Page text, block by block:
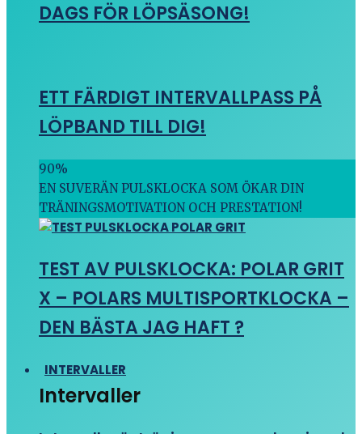
DAGS FÖR LÖPSÄSONG!
ETT FÄRDIGT INTERVALLPASS PÅ
LÖPBAND TILL DIG!
90%
EN SUVERÄN PULSKLOCKA SOM ÖKAR DIN
TRÄNINGSMOTIVATION OCH PRESTATION!
TEST AV PULSKLOCKA: POLAR GRIT
X – POLARS MULTISPORTKLOCKA –
DEN BÄSTA JAG HAFT ?
INTERVALLER
Intervaller